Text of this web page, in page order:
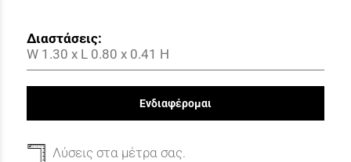
Διαστάσεις:
W 1.30 x L 0.80 x 0.41 H
Ενδιαφέρομαι
Λύσεις στα μέτρα σας.